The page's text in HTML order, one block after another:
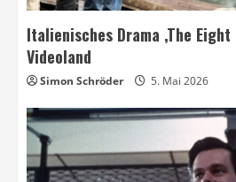
Italienisches Drama ‚The
Videoland
Simon Schröder 5. Mai 2026